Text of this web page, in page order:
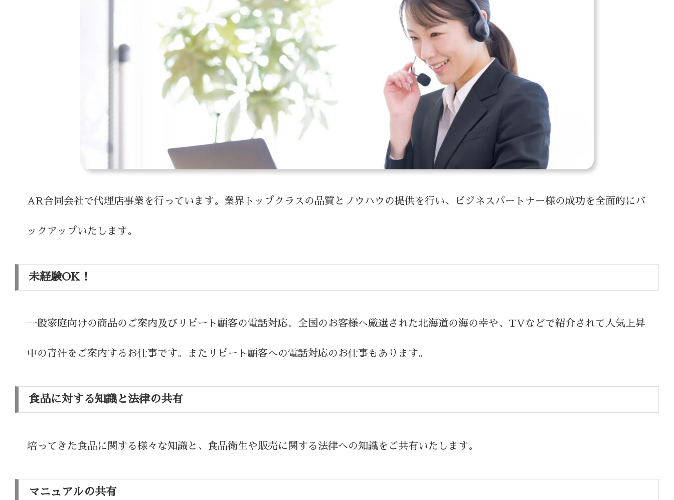
AR合同会社で代理店事業を行っています。業界トップクラスの品質とノウハウの提供を行い、ビジネスパートナー様の成功を全面的にバ
ックアップいたします。
未経験OK！
一般家庭向けの商品のご案内及びリピート顧客の電話対応。全国のお客様へ厳選された北海道の海の幸や、TVなどで紹介されて人気上昇
中の青汁をご案内するお仕事です。またリピート顧客への電話対応のお仕事もあります。
食品に対する知識と法律の共有
培ってきた食品に関する様々な知識と、食品衛生や販売に関する法律への知識をご共有いたします。
マニュアルの共有